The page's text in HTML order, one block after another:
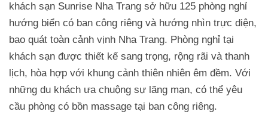
khách sạn Sunrise Nha Trang sở hữu 125 phòng nghỉ
hướng biển có ban công riêng và hướng nhìn trực diện,
bao quát toàn cảnh vịnh Nha Trang. Phòng nghỉ tại
khách sạn được thiết kế sang trọng, rộng rãi và thanh
lịch, hòa hợp với khung cảnh thiên nhiên êm đềm. Với
những du khách ưa chuộng sự lãng mạn, có thể yêu
cầu phòng có bồn massage tại ban công riêng.